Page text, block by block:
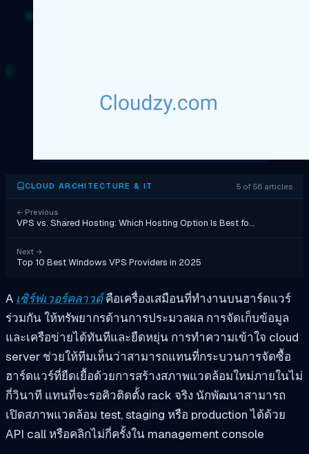
CLOUD ARCHITECTURE & IT 5 of 56 articles
← Previous
VPS vs. Shared Hosting: Which Hosting Option Is Best fo…
Next →
Top 10 Best Windows VPS Providers in 2025
A เซิร์ฟเวอร์คลาวด์คือเครื่องเสมือนที่ทำงานบนฮาร์ดแวร์
ร่วมกัน ให้ทรัพยากรด้านการประมวลผล การจัดเก็บข้อมูล
และเครือข่ายได้ทันทีและยืดหยุ่น การทำความเข้าใจ cloud
server ช่วยให้ทีมเห็นว่าสามารถแทนที่กระบวนการจัดซื้อ
ฮาร์ดแวร์ที่ยืดเยื้อด้วยการสร้างสภาพแวดล้อมใหม่ภายในไม่
กี่วินาที แทนที่จะรอคิวติดตั้ง rack จริง นักพัฒนาสามารถ
เปิดสภาพแวดล้อม test, staging หรือ production ได้ด้วย
API call หรือคลิกไม่กี่ครั้งใน management console